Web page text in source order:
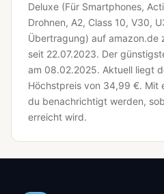
Deluxe (Für Smartphones,
Drohnen, A2, Class 10, V30,
Übertragung) auf amazon.de
seit 22.07.2023. Der
am 08.02.2025. Aktuell liegt
Höchstpreis von 34,99 €. Mit
du benachrichtigt werden,
erreicht wird.